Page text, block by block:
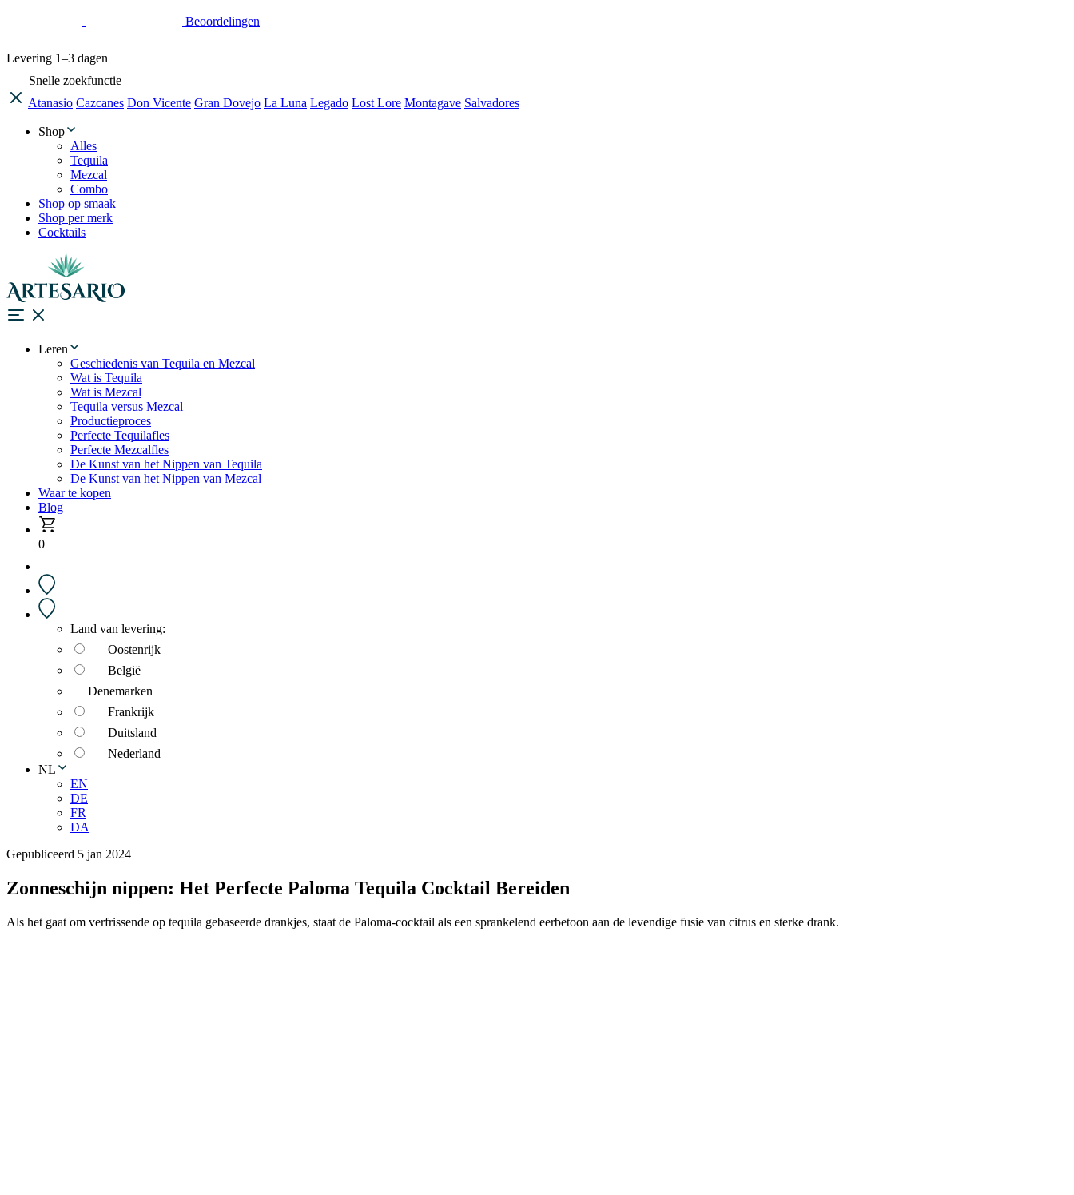
Beoordelingen
Levering 1–3 dagen
Snelle zoekfunctie
Atanasio Cazcanes Don Vicente Gran Dovejo La Luna Legado Lost Lore Montagave Salvadores
Shop
Alles
Tequila
Mezcal
Combo
Shop op smaak
Shop per merk
Cocktails
Leren
Geschiedenis van Tequila en Mezcal
Wat is Tequila
Wat is Mezcal
Tequila versus Mezcal
Productieproces
Perfecte Tequilafles
Perfecte Mezcalfles
De Kunst van het Nippen van Tequila
De Kunst van het Nippen van Mezcal
Waar te kopen
Blog
0
Land van levering:
Oostenrijk
België
Denemarken
Frankrijk
Duitsland
Nederland
NL
EN
DE
FR
DA
Gepubliceerd 5 jan 2024
Zonneschijn nippen: Het Perfecte Paloma Tequila Cocktail Bereiden
Als het gaat om verfrissende op tequila gebaseerde drankjes, staat de Paloma-cocktail als een sprankelend eerbetoon aan de levendige fusie van citrus en sterke drank.